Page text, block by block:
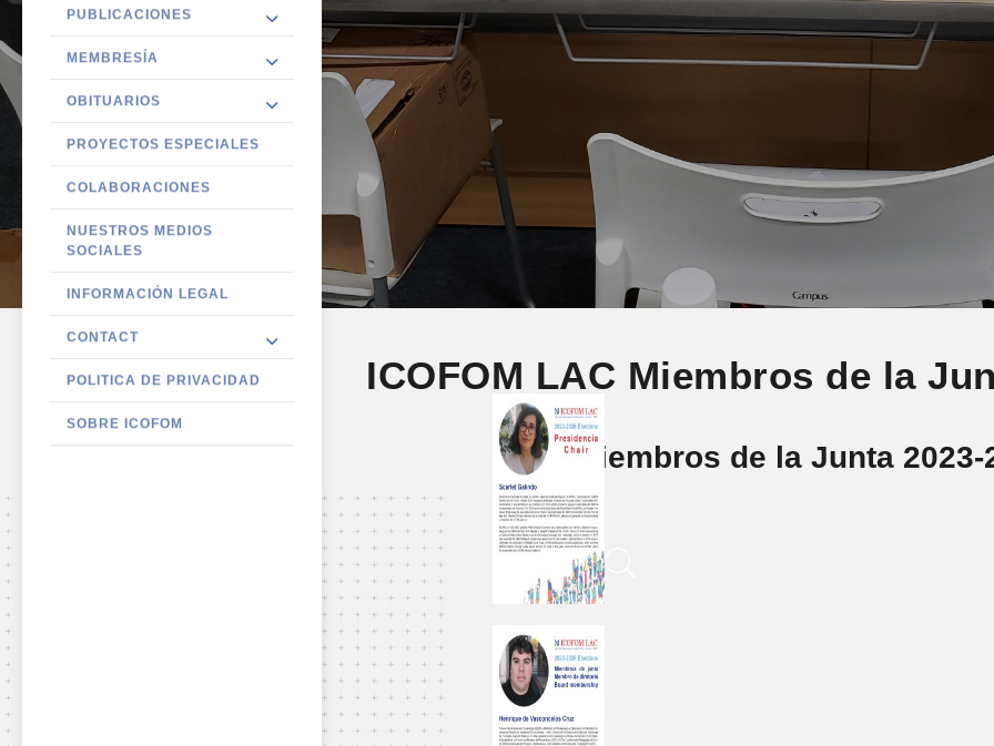
PUBLICACIONES
MEMBRESÍA
OBITUARIOS
PROYECTOS ESPECIALES
COLABORACIONES
NUESTROS MEDIOS
SOCIALES
INFORMACIÓN LEGAL
CONTACT
POLITICA DE PRIVACIDAD
SOBRE ICOFOM
ICOFOM LAC Miembros de la
Miembros de la Junta 2023-